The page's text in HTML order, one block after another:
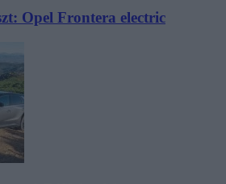
Opel Frontera electric